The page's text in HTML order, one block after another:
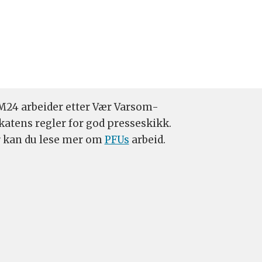
arbeider etter Vær Varsom-
regler for god presseskikk.
kan du lese mer omPFUs arbeid.